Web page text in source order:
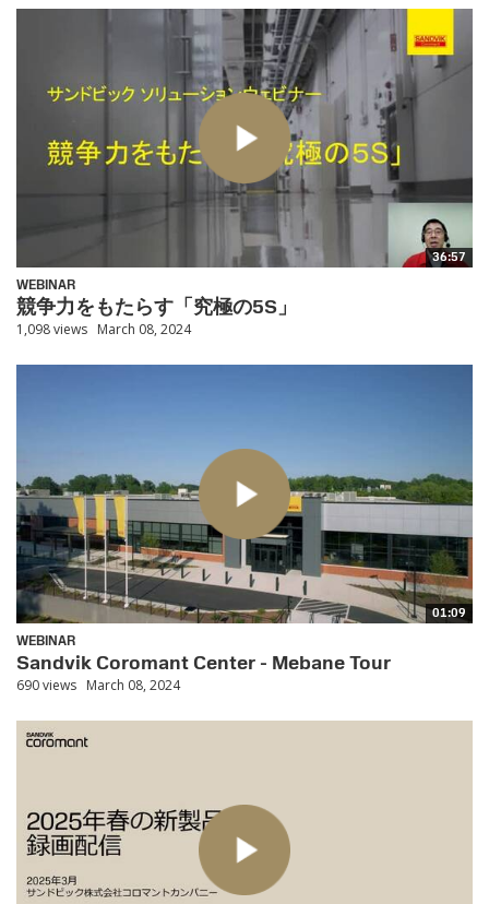
36:57
WEBINAR
競争力をもたらす「究極の5S」
1,098 views March 08, 2024
01:09
WEBINAR
Sandvik Coromant Center - Mebane Tour
690 views March 08, 2024